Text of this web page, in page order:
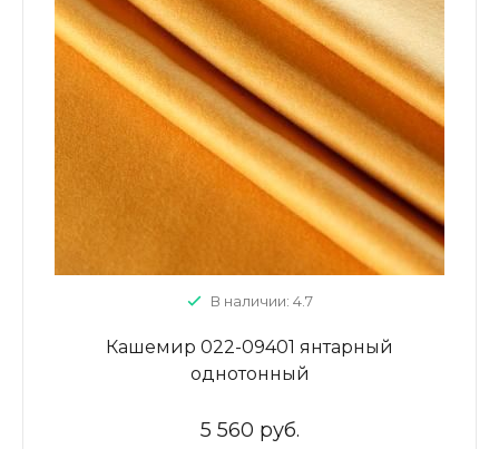
В наличии: 4.7
Кашемир 022-09401 янтарный
однотонный
5 560 руб.